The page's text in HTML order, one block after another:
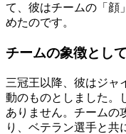
て、彼はチームの「顔
めたのです。
チームの象徴とし
三冠王以降、彼はジャ
動のものとしました。
ありません。チームの
り、ベテラン選手と共